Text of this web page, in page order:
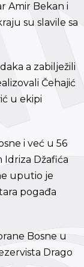
Amir Bekan i
su slavile sa
a zabilježili
Čehajić
u ekipi
i već u 56
Džafića
uputio je
pogađa
Bosne u
Drago